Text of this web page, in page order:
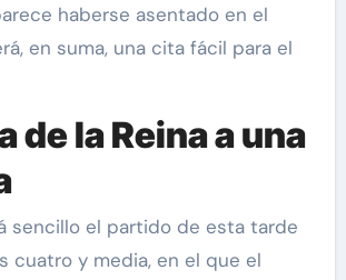
haberse asentado en el
en suma, una cita fácil para el
de la Reina a una
sencillo el partido de esta tarde
cuatro y media, en el que el